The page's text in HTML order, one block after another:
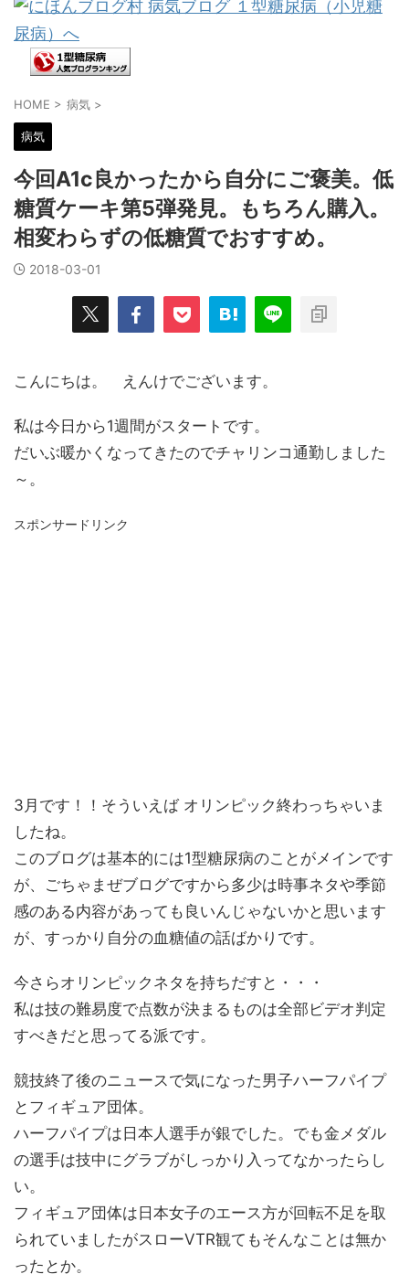
HOME > 病気 >
病気
今回A1c良かったから自分にご褒美。低
糖質ケーキ第5弾発見。もちろん購入。
相変わらずの低糖質でおすすめ。
2018-03-01
こんにちは。 えんけでございます。
私は今日から1週間がスタートです。
だいぶ暖かくなってきたのでチャリンコ通勤しました
～。
スポンサードリンク
3月です！！そういえば オリンピック終わっちゃいま
したね。
このブログは基本的には1型糖尿病のことがメインです
が、ごちゃまぜブログですから多少は時事ネタや季節
感のある内容があっても良いんじゃないかと思います
が、すっかり自分の血糖値の話ばかりです。
今さらオリンピックネタを持ちだすと・・・
私は技の難易度で点数が決まるものは全部ビデオ判定
すべきだと思ってる派です。
競技終了後のニュースで気になった男子ハーフパイプ
とフィギュア団体。
ハーフパイプは日本人選手が銀でした。でも金メダル
の選手は技中にグラブがしっかり入ってなかったらし
い。
フィギュア団体は日本女子のエース方が回転不足を取
られていましたがスローVTR観てもそんなことは無か
ったとか。